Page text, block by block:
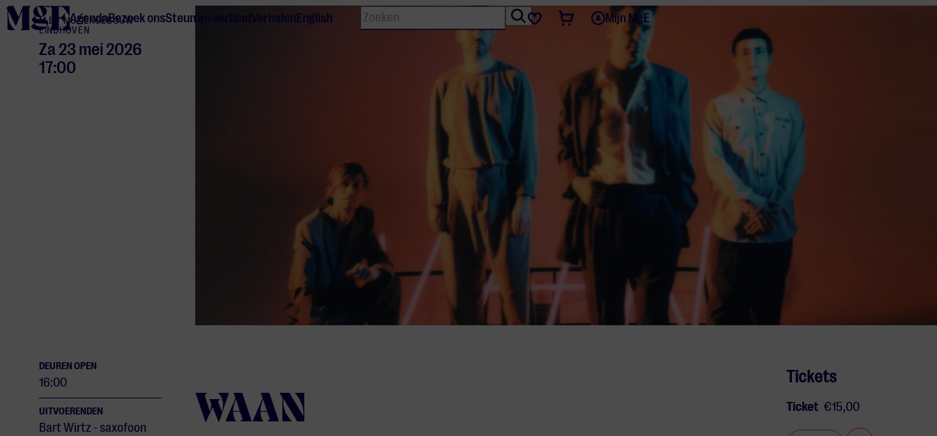
home
AgendaBezoek onsSteun en verbind Verhalen English Zoeken FavorietenTicketsMijn MgE
M BY MUZIEKGEBOUW
EINDHOVEN
Za 23 mei 2026
17:00
DEUREN OPEN
16:00
UITVOERENDEN
Bart Wirtz - saxofoon
WAAN
Tickets
Ticket €15,00